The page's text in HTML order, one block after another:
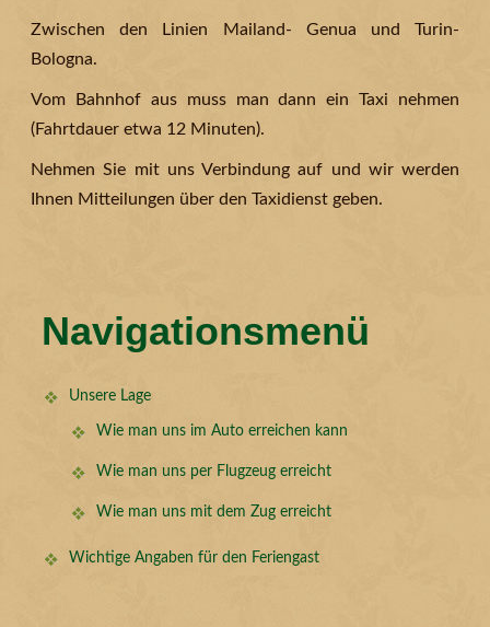
Zwischen den Linien Mailand- Genua und Turin-
Bologna.
Vom Bahnhof aus muss man dann ein Taxi nehmen
(Fahrtdauer etwa 12 Minuten).
Nehmen Sie mit uns Verbindung auf und wir werden
Ihnen Mitteilungen über den Taxidienst geben.
Navigationsmenü
Unsere Lage
Wie man uns im Auto erreichen kann
Wie man uns per Flugzeug erreicht
Wie man uns mit dem Zug erreicht
Wichtige Angaben für den Feriengast